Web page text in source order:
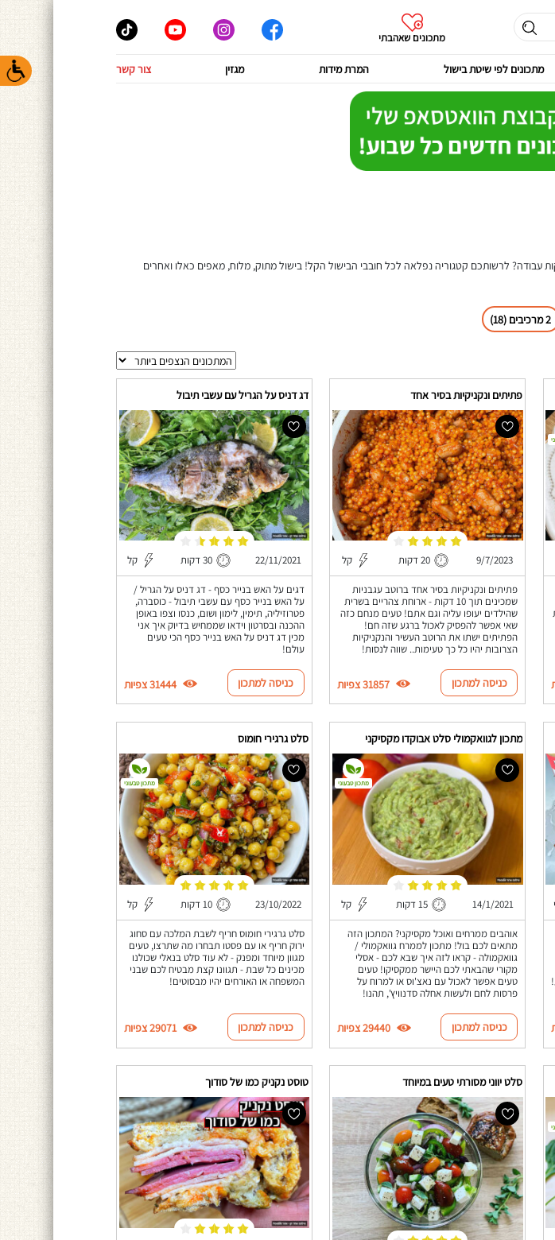
מתכונים שאהבתי
מתכונים לפי שיטת בישול המרת מידות מגזין צור קשר
מתכונים מהירים פשוטים וטעימים וקלים? מתכוני מיקרוגל קלים? מתכונים ב-10 דקות? 5 דקות עבודה? לרשותכם קטגוריה נפלאה לכל חובבי הבישול הקל! בישול מתוק, מלוח, מאפים כאלו ואחרים
2 מרכיבים (18)
פתיתים ונקניקיות בסיר אחד
9/7/2023 20 דקות קל
פתיתים ונקניקיות בסיר אחד ברוטב עגבניות
שמכינים תוך 10 דקות - ארוחת צהריים בשרית
שהילדים יעופו עליה וגם אתם! טעים מנחם כזה
שאי אפשר להפסיק לאכול ברגע שזה חם!
הפתיתים ישתו את הרוטב העשיר והנקניקיות
הצרובות יהיו כל כך טעימות.. שווה לנסות!
כניסה למתכון 31857 צפיות
דג דניס על הגריל עם עשבי תיבול
22/11/2021 30 דקות קל
דגים על האש בנייר כסף - דג דניס על הגריל /
על האש בנייר כסף עם עשבי תיבול - כוסברה,
פטרוזיליה, תימין, לימון ושום, כנסו וצפו באופן
ההכנה ובסרטון וידאו שממחיש בדיוק איך אני
מכין דג דניס על האש בנייר כסף הכי טעים
עולם!
כניסה למתכון 31444 צפיות
מתכון לגוואקמולי סלט אבוקדו מקסיקני
14/1/2021 15 דקות קל
אוהבים ממרחים ואוכל מקסיקני? המתכון הזה
מתאים לכם בול! מתכון לממרח גוואקמולי /
גוואקמולה - קראו לזה איך שבא לכם - אסלי
מקורי שהבאתי לכם היישר ממקסיקו! טעים
טעים אפשר לאכול עם נאצ'וס או למרוח על
פרסות לחם ולעשות אחלה סדנוויץ', תהנו!
מתכון טבעוני
כניסה למתכון 29440 צפיות
סלט גרגירי חומוס
23/10/2022 10 דקות קל
סלט גרגירי חומוס חריף לשבת המלכה עם סחוג
ירוק חריף או עם פסטו תבחרו מה שתרצו, טעים
מגוון מיוחד ומפנק - לא עוד סלט בנאלי שכולנו
מכינים כל שבת - תגוונו קצת מבטיח לכם שבני
המשפחה או האורחים יהיו מבסוטים!
מתכון טבעוני
כניסה למתכון 29071 צפיות
סלט יווני מסורתי טעים במיוחד טוסט נקניק כמו של סודוך